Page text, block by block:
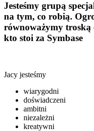
Jesteśmy grupą
na tym, co robią.
równoważymy troską
kto stoi za Symbase
Jacy jesteśmy
wiarygodni
doświadczeni
ambitni
niezależni
kreatywni